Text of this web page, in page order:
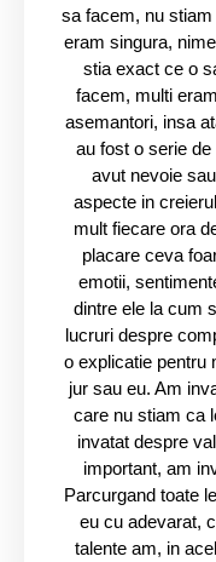
sa facem, nu
eram singura,
stia exact ce o
facem, multi
asemantori, insa
au fost o serie
avut nevoie
aspecte in
mult fiecare ora
placare ceva
emotii,
dintre ele la cum
lucruri despre
o explicatie pentru
jur sau eu. Am
care nu stiam ca
invatat despre
important, am
Parcurgand toate
eu cu adevarat,
talente am, in